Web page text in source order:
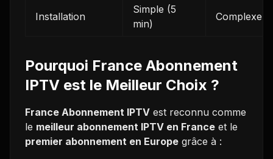
Installation
Simple (5
min)
Complexe
Pourquoi France Abonnement
IPTV est le Meilleur Choix ?
France Abonnement IPTV est reconnu comme
le meilleur abonnement IPTV en France et le
premier abonnement en Europe grâce à :